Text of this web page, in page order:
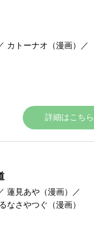
カトーナオ（漫画）
／
詳細はこちら
蓮見あや（漫画）
／
なさやつぐ（漫画）